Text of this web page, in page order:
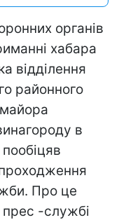
органів
хабара
відділення
районного
в
проходження
Про це
прес -службi